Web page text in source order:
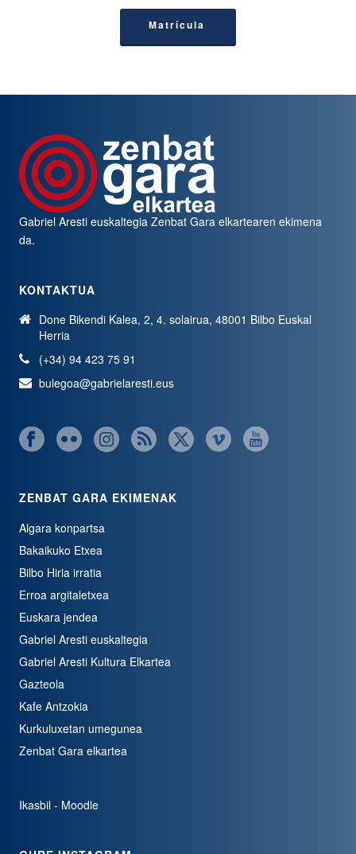
Matrícula
Gabriel Aresti euskaltegiaZenbat Gara elkartearen ekimena
da.
KONTAKTUA
Done Bikendi Kalea, 2, 4. solairua, 48001 Bilbo Euskal
Herria
(+34) 94 423 75 91
bulegoa@gabrielaresti.eus
ZENBAT GARA EKIMENAK
Algara konpartsa
Bakaikuko Etxea
Bilbo Hiria irratia
Erroa argitaletxea
Euskara jendea
Gabriel Aresti euskaltegia
Gabriel Aresti Kultura Elkartea
Gazteola
Kafe Antzokia
Kurkuluxetan umegunea
Zenbat Gara elkartea
Ikasbil - Moodle